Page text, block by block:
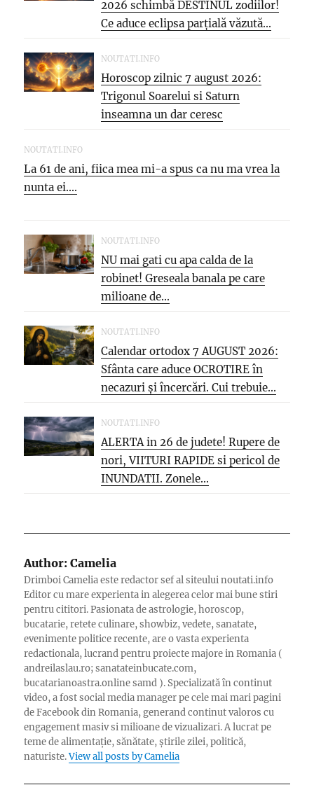
2026 schimbă DESTINUL zodiilor!
Ce aduce eclipsa parțială văzută...
NOUTATI.INFO
Horoscop zilnic 7 august 2026:
Trigonul Soarelui si Saturn
inseamna un dar ceresc
NOUTATI.INFO
La 61 de ani, fiica mea mi-a spus ca nu ma vrea la
nunta ei....
NOUTATI.INFO
NU mai gati cu apa calda de la
robinet! Greseala banala pe care
milioane de...
NOUTATI.INFO
Calendar ortodox 7 AUGUST 2026:
Sfânta care aduce OCROTIRE în
necazuri și încercări. Cui trebuie...
NOUTATI.INFO
ALERTA in 26 de judete! Rupere de
nori, VIITURI RAPIDE si pericol de
INUNDATII. Zonele...
Author: Camelia
Drimboi Camelia este redactor sef al siteului noutati.info
Editor cu mare experienta in alegerea celor mai bune stiri
pentru cititori. Pasionata de astrologie, horoscop,
bucatarie, retete culinare, showbiz, vedete, sanatate,
evenimente politice recente, are o vasta experienta
redactionala, lucrand pentru proiecte majore in Romania (
andreilaslau.ro; sanatateinbucate.com,
bucatarianoastra.online samd ). Specializată în continut
video, a fost social media manager pe cele mai mari pagini
de Facebook din Romania, generand continut valoros cu
engagement masiv si milioane de vizualizari. A lucrat pe
teme de alimentație, sănătate, știrile zilei, politică,
naturiste.View all posts by Camelia